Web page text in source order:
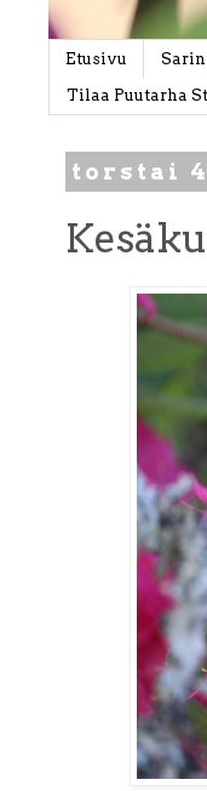
Etusivu
Tilaa Puutarha
torstai